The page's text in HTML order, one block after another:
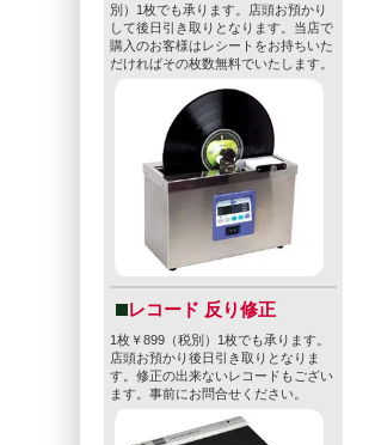
別）1枚でも承ります。店頭お預かり
して後日引き取りとなります。当店で
購入のお客様はレシートをお持ちいた
だければその枚数無料でいたします。
レコード 反り修正
1枚￥899（税別）1枚でも承ります。
店頭お預かり後日引き取りとなりま
す。修正の出来ないレコードもござい
ます。事前にお問合せください。